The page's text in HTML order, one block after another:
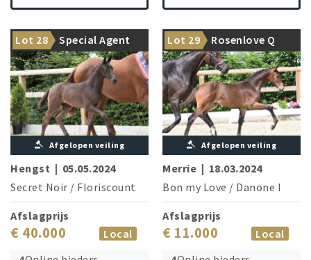
Lot 28 Special Agent
Champion mare Benice is
sister of the dam
Afgelopen veiling
Hengst | 05.05.2024
Secret Noir / Floriscount
Afslagprijs
€ 40.000
Local
Lot 29 Rosenlove Q
Bon my Love celebrates his
debut!
Afgelopen veiling
Merrie | 18.03.2024
Bon my Love / Danone I
Afslagprijs
€ 11.000
Local